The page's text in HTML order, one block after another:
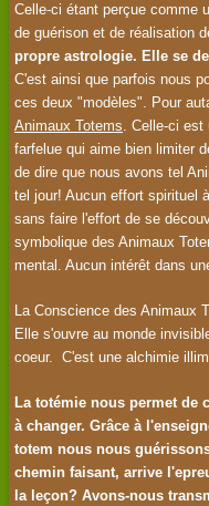
Celle-ci étant perçue comme
de guérison et de réalisation
propre astrologie. Elle se
C'est ainsi que parfois nous
ces deux "modèles". Pour
Animaux Totems. Celle-ci est
farfelue qui aime bien limiter
de dire que nous avons tel
tel jour! Aucun effort spirituel
sans faire l'effort de se
symbolique des Animaux
mental. Aucun intérêt dans
La Conscience des Animaux
Elle s'ouvre au monde
coeur. C'est une alchimie
La totémie nous permet de
à changer. Grâce à
totem nous nous
chemin faisant, arrive
la leçon? Avons-nous